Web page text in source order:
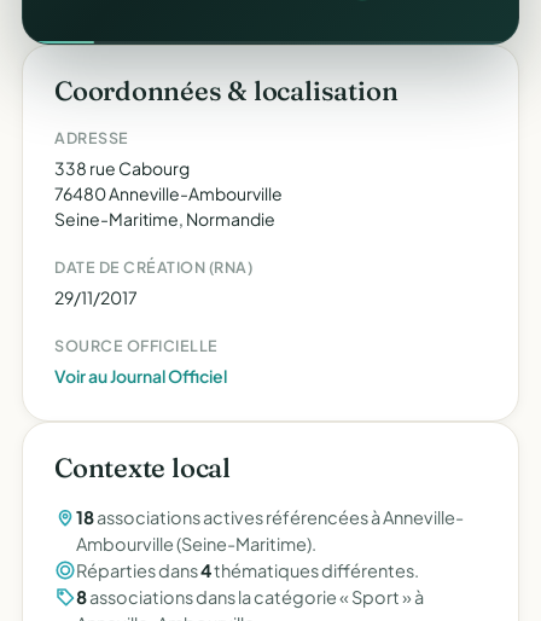
Coordonnées & localisation
ADRESSE
338 rue Cabourg
76480 Anneville-Ambourville
Seine-Maritime, Normandie
DATE DE CRÉATION (RNA)
29/11/2017
SOURCE OFFICIELLE
Voir au Journal Officiel
Contexte local
18associations actives référencées à Anneville-
Ambourville (Seine-Maritime).
Réparties dans4thématiques différentes.
8associations dans la catégorie « Sport » à